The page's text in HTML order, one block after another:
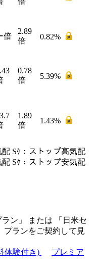
倍
2.89
倍
0.82%
0.78
倍
5.39%
1.89
倍
1.43%
配 Sｹ ： ストップ高気配
配 Sｹ ： ストップ安気配
ラン 」 または 「 日米セ
プランをご契約して見
体験付き)
プレミア